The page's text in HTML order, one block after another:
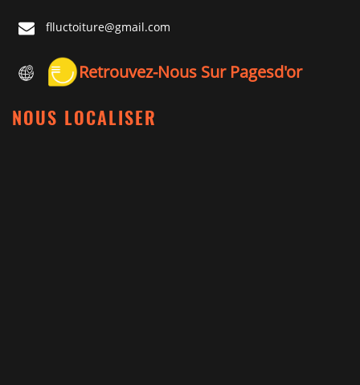
flluctoiture@gmail.com
Retrouvez-Nous Sur Pagesd'or
NOUS LOCALISER